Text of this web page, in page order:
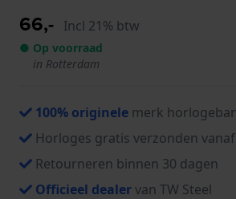
66,- Incl 21% btw
● Op voorraad
in Rotterdam
100% originele merk
Horloges gratis verzonden
Retourneren binnen 30 dagen
Officieel dealervan TW Steel